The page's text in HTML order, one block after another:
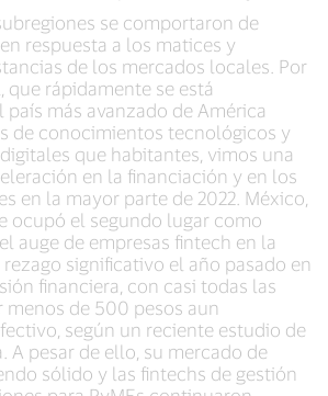
se comportaron de
respuesta a los matices y
de los mercados locales. Por
que rápidamente se está
más avanzado de América
de conocimientos tecnológicos y
que habitantes, vimos una
en la financiación y en los
en la mayor parte de 2022. México,
ocupó el segundo lugar como
auge de empresas fintech en la
significativo el año pasado en
financiera, con casi todas las
de 500 pesos aun
según un reciente estudio de
A pesar de ello, su mercado de
sólido y las fintechs de gestión